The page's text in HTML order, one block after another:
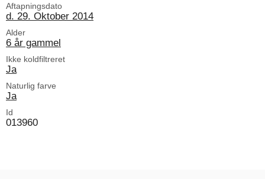
Aftapningsdato
d. 29. Oktober 2014
Alder
6 år gammel
Ikke koldfiltreret
Ja
Naturlig farve
Ja
Id
013960